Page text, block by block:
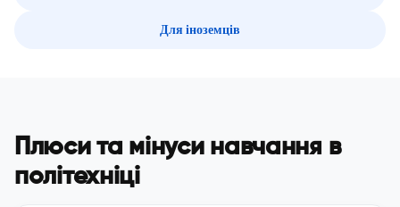
Для іноземців
Плюси та мінуси навчання в
політехніці